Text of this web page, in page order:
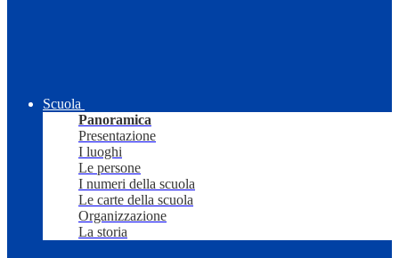
Scuola
Panoramica
Presentazione
I luoghi
Le persone
I numeri della scuola
Le carte della scuola
Organizzazione
La storia